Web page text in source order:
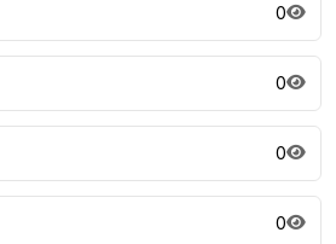
0
0
0
0